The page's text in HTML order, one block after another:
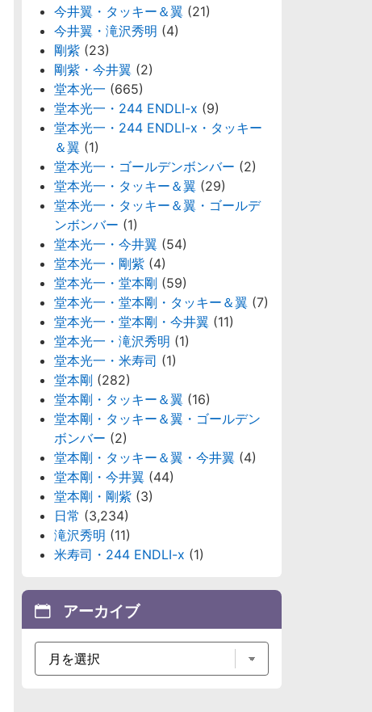
今井翼・タッキー＆翼 (21)
今井翼・滝沢秀明 (4)
剛紫 (23)
剛紫・今井翼 (2)
堂本光一 (665)
堂本光一・244 ENDLI-x (9)
堂本光一・244 ENDLI-x・タッキー
＆翼 (1)
堂本光一・ゴールデンボンバー (2)
堂本光一・タッキー＆翼 (29)
堂本光一・タッキー＆翼・ゴールデ
ンボンバー (1)
堂本光一・今井翼 (54)
堂本光一・剛紫 (4)
堂本光一・堂本剛 (59)
堂本光一・堂本剛・タッキー＆翼 (7)
堂本光一・堂本剛・今井翼 (11)
堂本光一・滝沢秀明 (1)
堂本光一・米寿司 (1)
堂本剛 (282)
堂本剛・タッキー＆翼 (16)
堂本剛・タッキー＆翼・ゴールデン
ボンバー (2)
堂本剛・タッキー＆翼・今井翼 (4)
堂本剛・今井翼 (44)
堂本剛・剛紫 (3)
日常 (3,234)
滝沢秀明 (11)
米寿司・244 ENDLI-x (1)
アーカイブ